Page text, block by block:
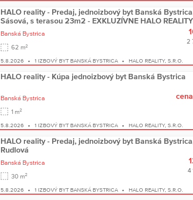
HALO reality - Predaj, jednoizbový byt Banská
Sásová, s terasou 23m2 - EXKLUZÍVNE HALO REALITY
Banská Bystrica
62 m2
2
5.8.2026 1 IZBOVÝ BYT BANSKÁ BYSTRICA HALO REALITY, S.R.O.
HALO reality - Kúpa jednoizbový byt Banská Bystrica
Banská Bystrica
1 m2
5.8.2026 1 IZBOVÝ BYT BANSKÁ BYSTRICA HALO REALITY, S.R.O.
HALO reality - Predaj, jednoizbový byt Banská
Rudlová
Banská Bystrica
30 m2
4
5.8.2026 1 IZBOVÝ BYT BANSKÁ BYSTRICA HALO REALITY, S.R.O.